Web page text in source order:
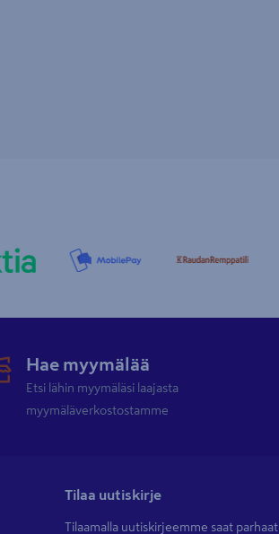
Hae myymälää
Etsi lähin myymäläsi laajasta
myymäläverkostostamme
Tilaa uutiskirje
Tilaamalla uutiskirjeemme saat parhaat